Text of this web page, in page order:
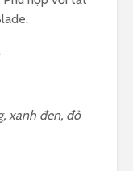
xanh đen, đỏ